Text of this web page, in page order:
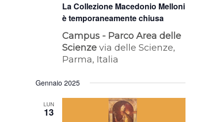
La Collezione Macedonio Melloni
è temporaneamente chiusa
Campus - Parco Area delle
Scienzevia delle Scienze,
Parma, Italia
Gennaio 2025
LUN
13